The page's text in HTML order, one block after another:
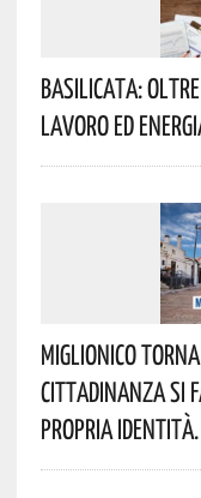
Basilicata: Oltre
Lavoro Ed
Miglionico
Cittadinanza Si
Propria